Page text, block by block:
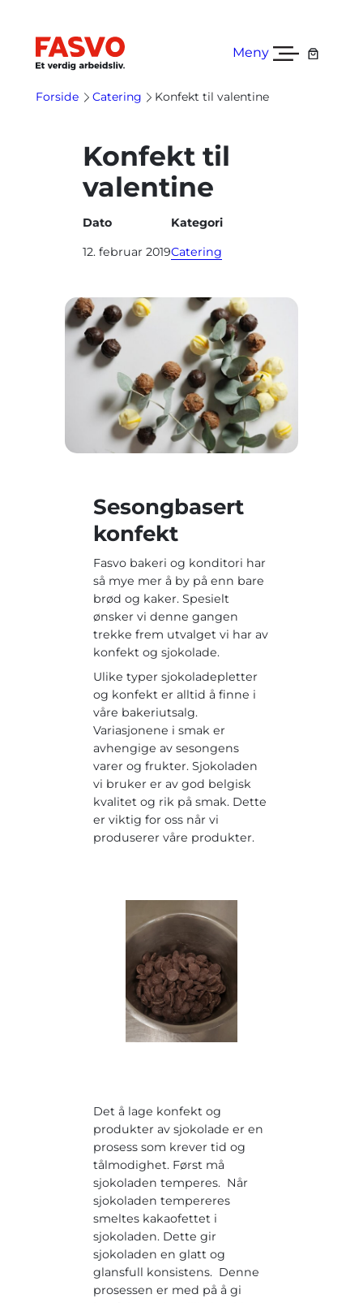
innhold
Meny
Forside Catering Konfekt til valentine
Konfekt til
valentine
Dato
12. februar 2019
Kategori
Catering
Sesongbasert
konfekt
Fasvo bakeri og konditori har
så mye mer å by på enn bare
brød og kaker. Spesielt
ønsker vi denne gangen
trekke frem utvalget vi har av
konfekt og sjokolade.
Ulike typer sjokoladepletter
og konfekt er alltid å finne i
våre bakeriutsalg.
Variasjonene i smak er
avhengige av sesongens
varer og frukter. Sjokoladen
vi bruker er av god belgisk
kvalitet og rik på smak. Dette
er viktig for oss når vi
produserer våre produkter.
Det å lage konfekt og
produkter av sjokolade er en
prosess som krever tid og
tålmodighet. Først må
sjokoladen temperes. Når
sjokoladen tempereres
smeltes kakaofettet i
sjokoladen. Dette gir
sjokoladen en glatt og
glansfull konsistens. Denne
prosessen er med på å gi